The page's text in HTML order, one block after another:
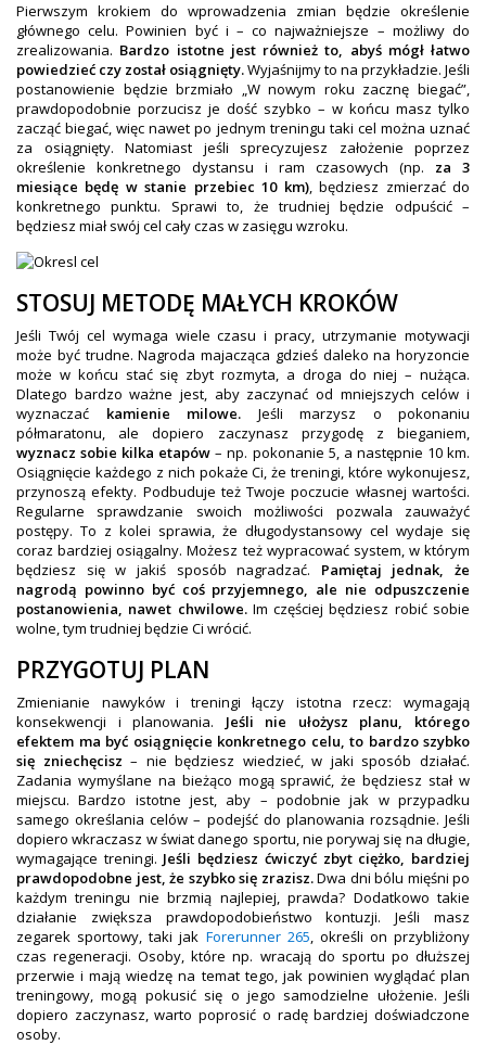
ORIENT ZEGARKI
OBAKU DENMARK ZEGARKI
POLECANE PRODUKTY
+
PROMOCJE
+
OUTLET
+
WYPRZEDAŻ
Pierwszym krokiem do wprowadzenia zmian będzie określenie
głównego celu. Powinien być i – co najważniejsze – możliwy do
zrealizowania. Bardzo istotne jest również to, abyś mógł łatwo
powiedzieć czy został osiągnięty.Wyjaśnijmy to na przykładzie. Jeśli
postanowienie będzie brzmiało „W nowym roku zacznę biegać”,
prawdopodobnie porzucisz je dość szybko – w końcu masz tylko
zacząć biegać, więc nawet po jednym treningu taki cel można uznać
za osiągnięty. Natomiast jeśli sprecyzujesz założenie poprzez
określenie konkretnego dystansu i ram czasowych (np. za 3
miesiące będę w stanie przebiec 10 km), będziesz zmierzać do
konkretnego punktu. Sprawi to, że trudniej będzie odpuścić –
będziesz miał swój cel cały czas w zasięgu wzroku.
STOSUJ METODĘ MAŁYCH KROKÓW
Jeśli Twój cel wymaga wiele czasu i pracy, utrzymanie motywacji
może być trudne. Nagroda majacząca gdzieś daleko na horyzoncie
może w końcu stać się zbyt rozmyta, a droga do niej – nużąca.
Dlatego bardzo ważne jest, aby zaczynać od mniejszych celów i
wyznaczać kamienie milowe. Jeśli marzysz o pokonaniu
półmaratonu, ale dopiero zaczynasz przygodę z bieganiem,
wyznacz sobie kilka etapów – np. pokonanie 5, a następnie 10 km.
Osiągnięcie każdego z nich pokaże Ci, że treningi, które wykonujesz,
przynoszą efekty. Podbuduje też Twoje poczucie własnej wartości.
Regularne sprawdzanie swoich możliwości pozwala zauważyć
postępy. To z kolei sprawia, że długodystansowy cel wydaje się
coraz bardziej osiągalny. Możesz też wypracować system, w którym
będziesz się w jakiś sposób nagradzać. Pamiętaj jednak, że
nagrodą powinno być coś przyjemnego, ale nie odpuszczenie
postanowienia, nawet chwilowe.Im częściej będziesz robić sobie
wolne, tym trudniej będzie Ci wrócić.
PRZYGOTUJ PLAN
Zmienianie nawyków i treningi łączy istotna rzecz: wymagają
konsekwencji i planowania. Jeśli nie ułożysz planu, którego
efektem ma być osiągnięcie konkretnego celu, to bardzo szybko
się zniechęcisz – nie będziesz wiedzieć, w jaki sposób działać.
Zadania wymyślane na bieżąco mogą sprawić, że będziesz stał w
miejscu. Bardzo istotne jest, aby – podobnie jak w przypadku
samego określania celów – podejść do planowania rozsądnie. Jeśli
dopiero wkraczasz w świat danego sportu, nie porywaj się na długie,
wymagające treningi. Jeśli będziesz ćwiczyć zbyt ciężko, bardziej
prawdopodobne jest, że szybko się zrazisz.Dwa dni bólu mięśni po
każdym treningu nie brzmią najlepiej, prawda? Dodatkowo takie
działanie zwiększa prawdopodobieństwo kontuzji. Jeśli masz
zegarek sportowy, taki jak Forerunner 265, określi on przybliżony
czas regeneracji. Osoby, które np. wracają do sportu po dłuższej
przerwie i mają wiedzę na temat tego, jak powinien wyglądać plan
treningowy, mogą pokusić się o jego samodzielne ułożenie. Jeśli
dopiero zaczynasz, warto poprosić o radę bardziej doświadczone
osoby.